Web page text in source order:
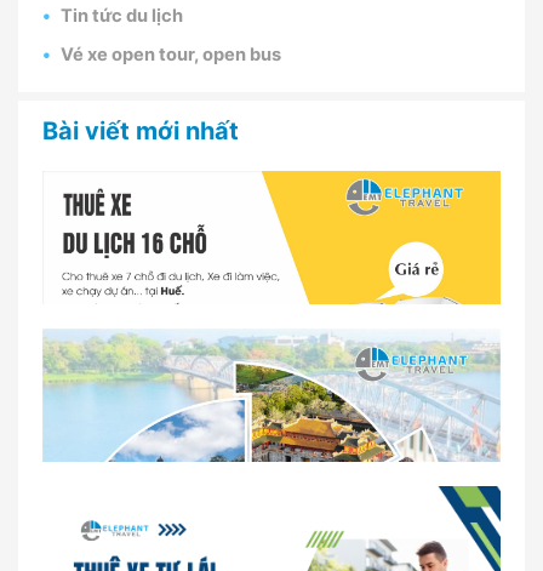
Tin tức du lịch
Vé xe open tour, open bus
Bài viết mới nhất
Dịch vụ thuê xe 16 chỗ tại Huế 2026